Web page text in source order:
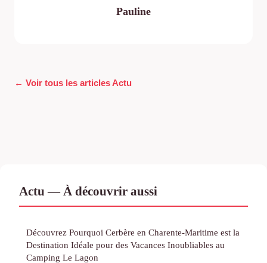
Pauline
← Voir tous les articles Actu
Actu — À découvrir aussi
Découvrez Pourquoi Cerbère en Charente-Maritime est la
Destination Idéale pour des Vacances Inoubliables au
Camping Le Lagon